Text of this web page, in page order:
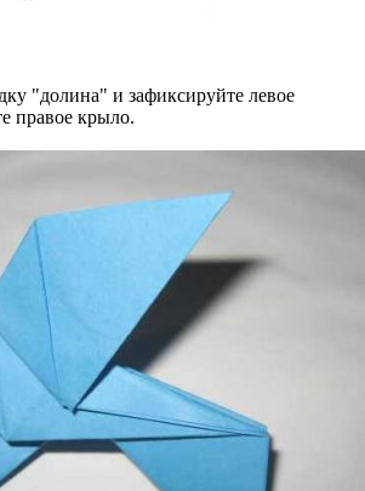
"долина" и зафиксируйте левое
правое крыло.